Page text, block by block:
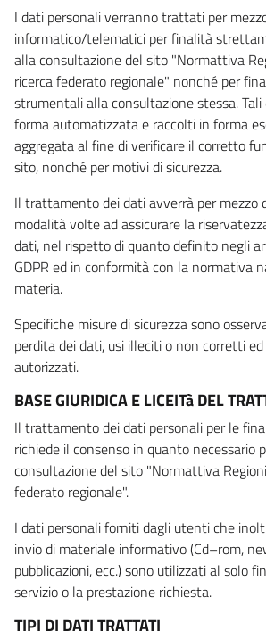
I dati personali verranno trattati per
informatico/telematici per finalità
alla consultazione del sito "Normattiva
ricerca federato regionale" nonché per
strumentali alla consultazione stessa.
forma automatizzata e raccolti in forma
aggregata al fine di verificare il corretto
sito, nonché per motivi di sicurezza.
Il trattamento dei dati avverrà per mezzo
modalità volte ad assicurare la
dati, nel rispetto di quanto definito negli
GDPR ed in conformità con la normativa
materia.
Specifiche misure di sicurezza sono
perdita dei dati, usi illeciti o non corretti
autorizzati.
BASE GIURIDICA E LICEITà DEL
Il trattamento dei dati personali per le
richiede il consenso in quanto necessario
consultazione del sito "Normattiva
federato regionale".
I dati personali forniti dagli utenti che
invio di materiale informativo (Cd–rom,
pubblicazioni, ecc.) sono utilizzati al solo
servizio o la prestazione richiesta.
TIPI DI DATI TRATTATI